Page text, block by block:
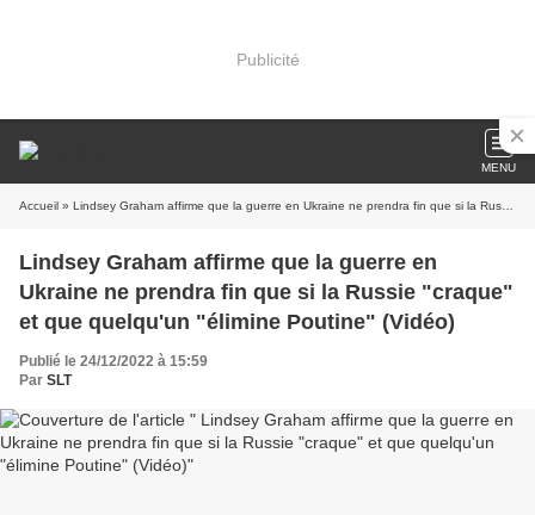
Publicité
MENU
Accueil » Lindsey Graham affirme que la guerre en Ukraine ne prendra fin que si la Russie "craque" et que quelqu'un "élimine Poutine" (Vidéo)
Lindsey Graham affirme que la guerre en
Ukraine ne prendra fin que si la Russie "craque"
et que quelqu'un "élimine Poutine" (Vidéo)
Publié le 24/12/2022 à 15:59
Par SLT